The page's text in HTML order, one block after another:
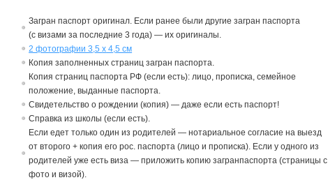
Загран паспорт оригинал. Если ранее были другие загран паспорта
(свизами за последние 3 года) — их оригиналы.
2 фотографии 3,5х 4,5 см
Копия заполненных страниц загран паспорта.
Копия страниц паспорта РФ (если есть): лицо, прописка, семейное
положение,выданные паспорта.
Свидетельство о рождении (копия) — даже если есть паспорт!
Справка из школы (если есть).
Если едет только один из родителей — нотариальное согласиена выезд
отвторого + копия его рос. паспорта (лицо и прописка). Если у одного из
родителей уже есть виза — приложить копию загранпаспорта (страницы с
фото и визой).